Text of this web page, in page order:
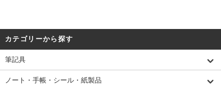
カテゴリーから探す
筆記具
ノート・手帳・シール・紙製品